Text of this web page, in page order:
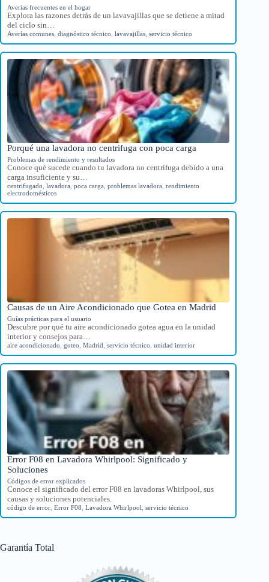
Averías frecuentes en el hogar
Explora las razones detrás de un lavavajillas que se detiene a mitad
del ciclo sin…
Averías comunes diagnóstico técnico lavavajillas servicio técnico
Porqué una lavadora no centrifuga con poca carga
Problemas de rendimiento y resultados
Conoce qué sucede cuando tu lavadora no centrifuga debido a una
carga insuficiente y su…
centrifugado lavadora poca carga problemas lavadora rendimiento
electrodomésticos
Causas de un Aire Acondicionado que Gotea en Madrid
Guías prácticas para el usuario
Descubre por qué tu aire acondicionado gotea agua en la unidad
interior y consejos para…
aire acondicionado goteo Madrid servicio técnico unidad interior
Error F08 en Lavadora Whirlpool: Significado y
Soluciones
Códigos de error explicados
Conoce el significado del error F08 en lavadoras Whirlpool, sus
causas y soluciones potenciales.
código de error Error F08 Lavadora Whirlpool servicio técnico
Garantía Total